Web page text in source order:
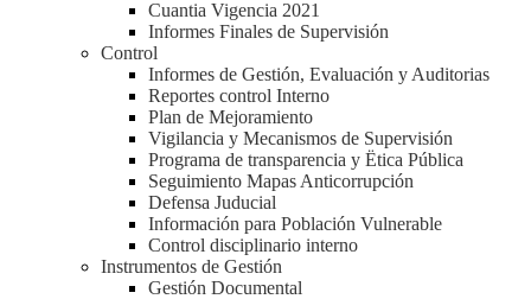
Cuantia Vigencia 2021
Informes Finales de Supervisión
Control
Informes de Gestión, Evaluación y Auditorias
Reportes control Interno
Plan de Mejoramiento
Vigilancia y Mecanismos de Supervisión
Programa de transparencia y Ëtica Pública
Seguimiento Mapas Anticorrupción
Defensa Juducial
Información para Población Vulnerable
Control disciplinario interno
Instrumentos de Gestión
Gestión Documental